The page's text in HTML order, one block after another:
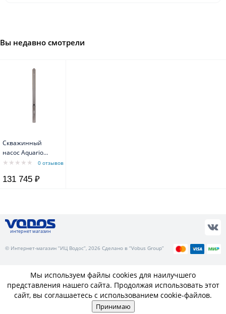
Вы недавно смотрели
Скважинный
насос Aquario
ASP(T)15B-100-0 отзывов
131 745 ₽
интернет магазин
© Интернет-магазин “ИЦ Водос”, 2026 Сделано в “Vobus Group”
Мы используем файлы cookies для наилучшего
представления нашего сайта. Продолжая использовать этот
сайт, вы соглашаетесь с использованием cookie-файлов.
Принимаю